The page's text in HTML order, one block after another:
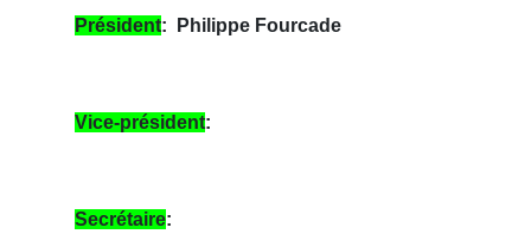
Président: Philippe Fourcade
Vice-président:
Secrétaire: